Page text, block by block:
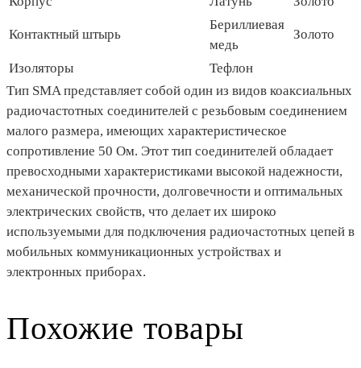
Контактный штырь
Бериллиевая
медь
Золото
Изоляторы
Тефлон
Тип SMA представляет собой один из видов коаксиальных
радиочастотных соединителей с резьбовым соединением
малого размера, имеющих характеристическое
сопротивление 50 Ом. Этот тип соединителей обладает
превосходными характеристиками высокой надежности,
механической прочности, долговечности и оптимальных
электрических свойств, что делает их широко
используемыми для подключения радиочастотных цепей в
мобильных коммуникационных устройствах и
электронных приборах.
Похожие товары